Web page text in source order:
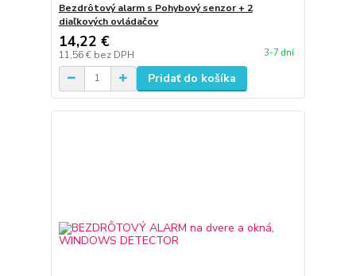
Bezdrôtový alarm s Pohybový senzor + 2
diaľkových ovládačov
14,22 €
11,56 € bez DPH 3-7 dní
Pridať do košíka